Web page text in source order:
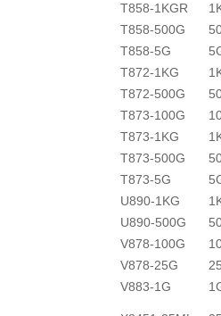
T858-1KGR
T858-500G
T858-5G
T872-1KG
T872-500G
T873-100G
T873-1KG
T873-500G
T873-5G
U890-1KG
U890-500G
V878-100G
V878-25G
V883-1G